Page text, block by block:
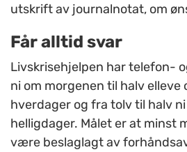
utskrift av journalnotat, om
Får alltid svar
Livskrisehjelpen har telefon-
ni om morgenen til halv elleve
hverdager og fra tolv til halv
helligdager. Målet er at minst
være beslaglagt av